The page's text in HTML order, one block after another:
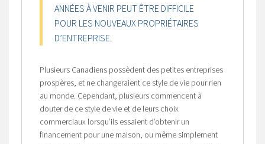
ANNÉES À VENIR PEUT ÊTRE DIFFICILE
POUR LES NOUVEAUX PROPRIÉTAIRES
D’ENTREPRISE.
Plusieurs Canadiens possèdent des petites entreprises
prospères, et ne changeraient ce style de vie pour rien
au monde. Cependant, plusieurs commencent à
douter de ce style de vie et de leurs choix
commerciaux lorsqu’ils essaient d’obtenir un
financement pour une maison, ou même simplement